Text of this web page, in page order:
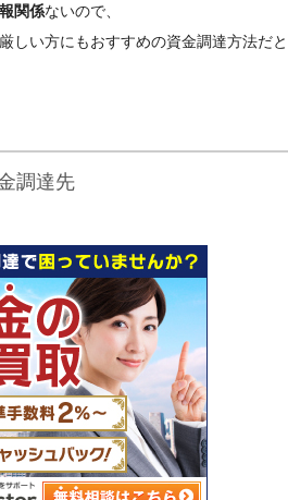
関係ないので、
しい方にもおすすめの資金調達方法だと
調達先